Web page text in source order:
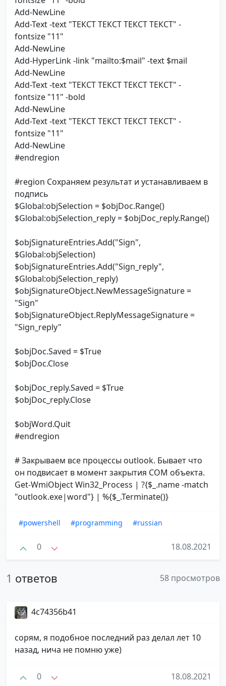
Add-NewLine
Add-Text -text "ТЕКСТ ТЕКСТ ТЕКСТ ТЕКСТ" -
fontsize "11"
Add-NewLine
Add-HyperLink -link "mailto:$mail" -text $mail
Add-NewLine
Add-Text -text "ТЕКСТ ТЕКСТ ТЕКСТ ТЕКСТ" -
fontsize "11" -bold
Add-NewLine
Add-Text -text "ТЕКСТ ТЕКСТ ТЕКСТ ТЕКСТ" -
fontsize "11"
Add-NewLine
#endregion
#region Сохраняем результат и устанавливаем в
подпись
$Global:objSelection = $objDoc.Range()
$Global:objSelection_reply = $objDoc_reply.Range()
$objSignatureEntries.Add("Sign",
$Global:objSelection)
$objSignatureEntries.Add("Sign_reply",
$Global:objSelection_reply)
$objSignatureObject.NewMessageSignature =
"Sign"
$objSignatureObject.ReplyMessageSignature =
"Sign_reply"
$objDoc.Saved = $True
$objDoc.Close
$objDoc_reply.Saved = $True
$objDoc_reply.Close
$objWord.Quit
#endregion
# Закрываем все процессы outlook. Бывает что
он подвисает в момент закрытия COM объекта.
Get-WmiObject Win32_Process | ?{$_.name -match
"outlook.exe|word"} | %{$_.Terminate()}
#powershell #programming #russian
0 18.08.2021
1 ответов 58 просмотров
4c74356b41
сорям, я подобное последний раз делал лет 10
назад, нича не помню уже)
0 18.08.2021